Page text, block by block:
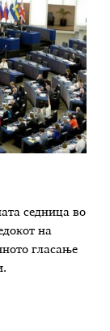
седница во
на
гласање